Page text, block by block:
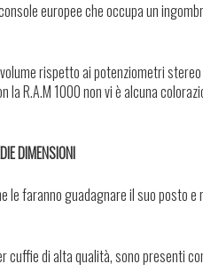
europee che occupa un
rispetto ai potenziometri
R.A.M 1000 non vi è alcuna
DIMENSIONI
le faranno guadagnare il suo posto e
cuffie di alta qualità, sono presenti